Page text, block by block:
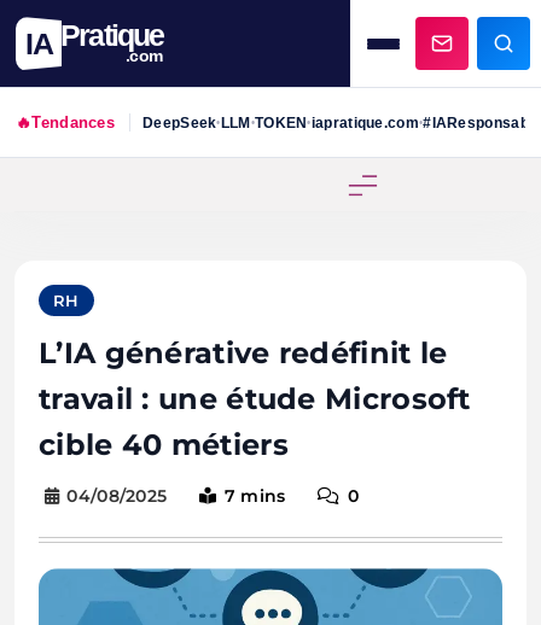
IA Pratique
.com
🔥Tendances DeepSeek•LLM•TOKEN•iapratique.com•#IAResponsable
RH
L’IA générative redéfinit le
travail : une étude Microsoft
cible 40 métiers
04/08/2025 7 mins 0